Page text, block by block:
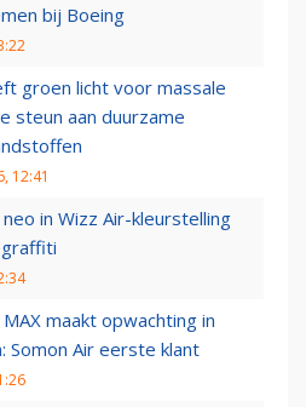
bij Boeing
groen licht voor massale
steun aan duurzame
12:41
in Wizz Air-kleurstelling
maakt opwachting in
Somon Air eerste klant